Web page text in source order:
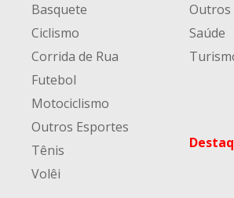
Basquete
Ciclismo
Corrida de Rua
Futebol
Motociclismo
Outros Esportes
Tênis
Volêi
Outros
Saúde